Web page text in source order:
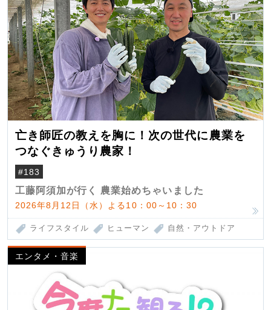
亡き師匠の教えを胸に！次の世代に農業を
つなぐきゅうり農家！
#183
工藤阿須加が行く 農業始めちゃいました
2026年8月12日（水）よる10：00～10：30
ライフスタイル ヒューマン 自然・アウトドア
エンタメ・音楽